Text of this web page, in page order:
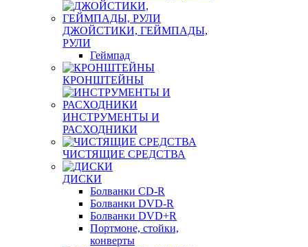
ДЖОЙСТИКИ, ГЕЙМПАДЫ,
РУЛИ
Геймпад
КРОНШТЕЙНЫ
ИНСТРУМЕНТЫ И
РАСХОДНИКИ
ЧИСТЯЩИЕ СРЕДСТВА
ДИСКИ
Болванки CD-R
Болванки DVD-R
Болванки DVD+R
Портмоне, стойки,
конверты